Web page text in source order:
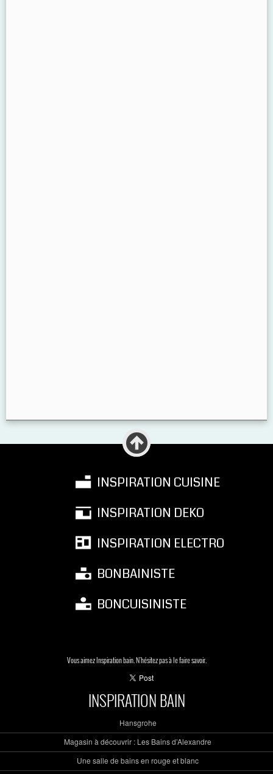
INSPIRATION CUISINE
INSPIRATION DEKO
INSPIRATION ELECTRO
BONBAINISTE
BONCUISINISTE
Vous aimez Inspiration bain. N'hésitez pas à le faire savoir.
INSPIRATION BAIN
Hansgrohe
Magasin à découvrir : Les Bains d’Alexandre
Une salle de bains en rouge et blanc